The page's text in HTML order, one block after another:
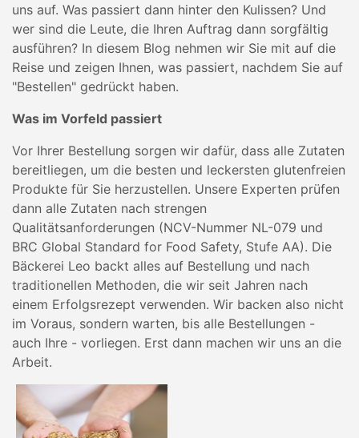
uns auf. Was passiert dann hinter den Kulissen? Und
wer sind die Leute, die Ihren Auftrag dann sorgfältig
ausführen? In diesem Blog nehmen wir Sie mit auf die
Reise und zeigen Ihnen, was passiert, nachdem Sie auf
"Bestellen" gedrückt haben.
Was im Vorfeld passiert
Vor Ihrer Bestellung sorgen wir dafür, dass alle Zutaten
bereitliegen, um die besten und leckersten glutenfreien
Produkte für Sie herzustellen. Unsere Experten prüfen
dann alle Zutaten nach strengen
Qualitätsanforderungen (NCV-Nummer NL-079 und
BRC Global Standard for Food Safety, Stufe AA). Die
Bäckerei Leo backt alles auf Bestellung und nach
traditionellen Methoden, die wir seit Jahren nach
einem Erfolgsrezept verwenden. Wir backen also nicht
im Voraus, sondern warten, bis alle Bestellungen -
auch Ihre - vorliegen. Erst dann machen wir uns an die
Arbeit.